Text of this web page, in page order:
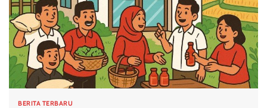
BERITA TERBARU